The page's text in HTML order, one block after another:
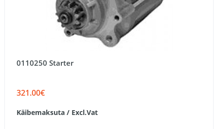
0110250 Starter
321.00€
Käibemaksuta / Excl.Vat